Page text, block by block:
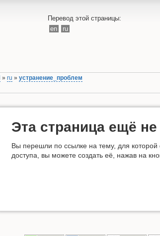
Перевод этой страницы:
en
ru
»ru »устранение_проблем
Эта страница ещё
Вы перешли по ссылке на тему, для
доступа, вы можете создать её, нажав на